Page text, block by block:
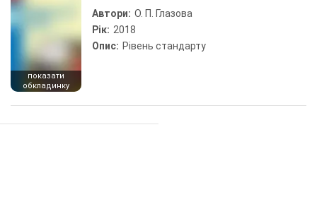
показати
обкладинку
Автори: О. П. Глазова
Рік: 2018
Опис: Рівень стандарту